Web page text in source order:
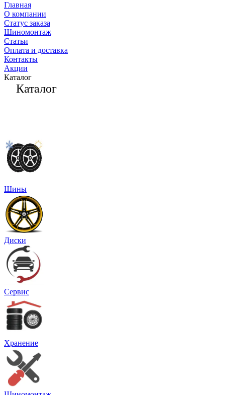
Главная
О компании
Статус заказа
Шиномонтаж
Статьи
Оплата и доставка
Контакты
Акции
Каталог
Каталог
Шины
Диски
Сервис
Хранение